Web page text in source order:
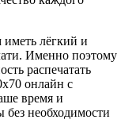
лёгкий и
Именно поэтому
распечатать
онлайн с
время и
без необходимости